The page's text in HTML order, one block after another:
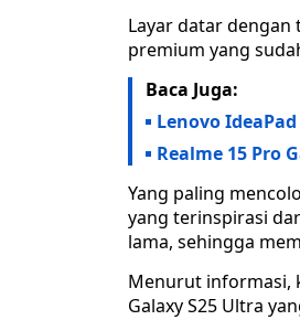
Layar datar
premium yang
Baca Juga:
Lenovo
Realme 15 Pro
Yang paling
yang terinspirasi
lama, sehingga
Menurut informasi,
Galaxy S25 Ultra